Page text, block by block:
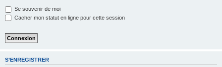
Se souvenir de moi
Cacher mon statut en ligne pour cette session
S’ENREGISTRER